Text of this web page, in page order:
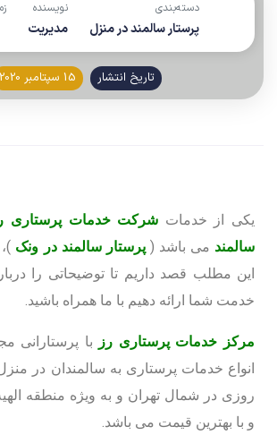
دسته‌بندی
پرستار سالمند در منزل
نویسنده
مدیریت
تاریخ انتشار 15 سپتامبر 2020
یکی از خدمات شرکت خدمات پرستاری
سالمند می باشد (پرستار سالمند در ونک
این مطلب قصد داریم تا توضیحاتی را
خدمت شما ارائه دهیم با ما همراه باشید.
مرکز خدمات پرستاری رز با پرستارانی
انواع خدمات پرستاری به سالمندان در
روزی در شمال تهران و به ویژه منطقه
و با بهترین قیمت می باشد.